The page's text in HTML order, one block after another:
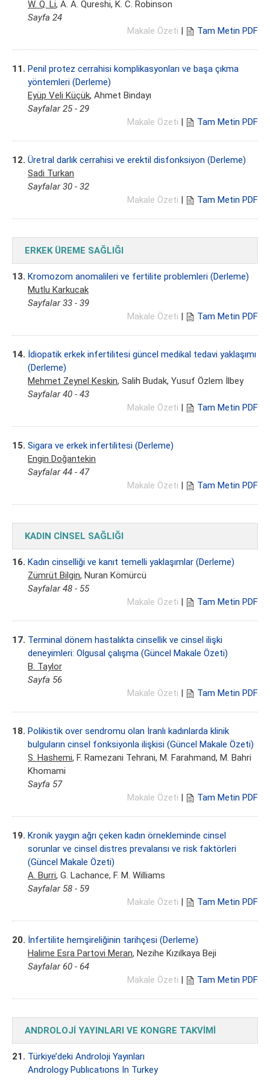
W. Q. Li, A. A. Qureshi, K. C. Robinson
Sayfa 24
Makale Özeti | Tam Metin PDF
11. Penil protez cerrahisi komplikasyonları ve başa çıkma
yöntemleri (Derleme)
Eyüp Veli Küçük, Ahmet Bindayı
Sayfalar 25 - 29
Makale Özeti | Tam Metin PDF
12. Üretral darlık cerrahisi ve erektil disfonksiyon (Derleme)
Sadi Turkan
Sayfalar 30 - 32
Makale Özeti | Tam Metin PDF
ERKEK ÜREME SAĞLIĞI
13. Kromozom anomalileri ve fertilite problemleri (Derleme)
Mutlu Karkucak
Sayfalar 33 - 39
Makale Özeti | Tam Metin PDF
14. İdiopatik erkek infertilitesi güncel medikal tedavi yaklaşımı
(Derleme)
Mehmet Zeynel Keskin, Salih Budak, Yusuf Özlem İlbey
Sayfalar 40 - 43
Makale Özeti | Tam Metin PDF
15. Sigara ve erkek infertilitesi (Derleme)
Engin Doğantekin
Sayfalar 44 - 47
Makale Özeti | Tam Metin PDF
KADIN CİNSEL SAĞLIĞI
16. Kadın cinselliği ve kanıt temelli yaklaşımlar (Derleme)
Zümrüt Bilgin, Nuran Kömürcü
Sayfalar 48 - 55
Makale Özeti | Tam Metin PDF
17. Terminal dönem hastalıkta cinsellik ve cinsel ilişki
deneyimleri: Olgusal çalışma (Güncel Makale Özeti)
B. Taylor
Sayfa 56
Makale Özeti | Tam Metin PDF
18. Polikistik over sendromu olan İranlı kadınlarda klinik
bulguların cinsel fonksiyonla ilişkisi (Güncel Makale Özeti)
S. Hashemi, F. Ramezani Tehrani, M. Farahmand, M. Bahri
Khomami
Sayfa 57
Makale Özeti | Tam Metin PDF
19. Kronik yaygın ağrı çeken kadın örnekleminde cinsel
sorunlar ve cinsel distres prevalansı ve risk faktörleri
(Güncel Makale Özeti)
A. Burri, G. Lachance, F. M. Williams
Sayfalar 58 - 59
Makale Özeti | Tam Metin PDF
20. İnfertilite hemşireliğinin tarihçesi (Derleme)
Halime Esra Partovi Meran, Nezihe Kızılkaya Beji
Sayfalar 60 - 64
Makale Özeti | Tam Metin PDF
ANDROLOJİ YAYINLARI VE KONGRE TAKVİMİ
21. Türkiye’deki Androloji Yayınları
Andrology Publıcatıons In Turkey